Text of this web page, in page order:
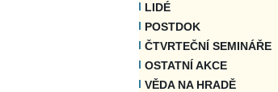
LIDÉ
POSTDOK
ČTVRTEČNÍ SEMINÁŘE
OSTATNÍ AKCE
VĚDA NA HRADĚ